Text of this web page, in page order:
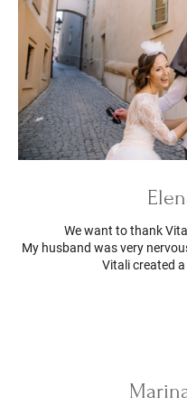
We want to thank
My husband was very
Vitali created